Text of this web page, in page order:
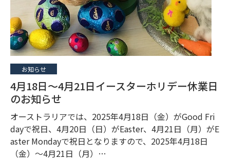
お知らせ
4月18日〜4月21日イースターホリデー休業日
のお知らせ
オーストラリアでは、2025年4月18日（金）がGood Fri
dayで祝日、4月20日（日）がEaster、4月21日（月）がE
aster Mondayで祝日となりますので、2025年4月18日
（金）〜4月21日（月）…